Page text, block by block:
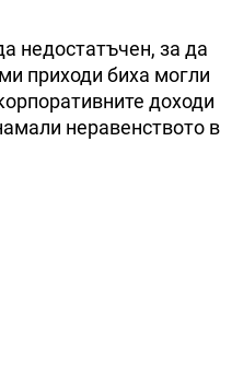
недостатъчен, за да
приходи биха могли
доходи
неравенството в